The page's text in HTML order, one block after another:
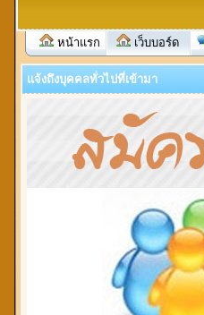
หน้าแรก เว็บบอร์ด
แจ้งถึงบุคคลทั่วไปที่เข้ามา